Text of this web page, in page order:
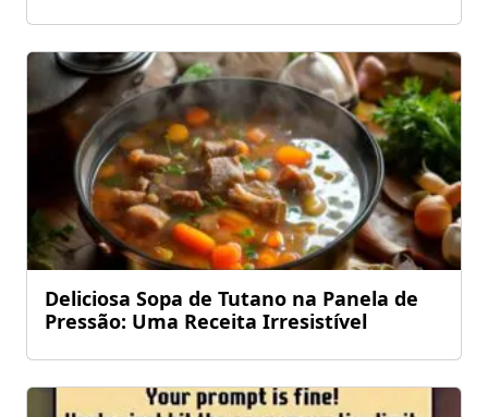
Deliciosa Sopa de Tutano na Panela de
Pressão: Uma Receita Irresistível